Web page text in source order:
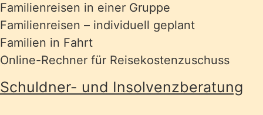
Familienreisen in einer Gruppe
Familienreisen – individuell geplant
Familien in Fahrt
Online-Rechner für Reisekostenzuschuss
Schuldner- und Insolvenzberatung